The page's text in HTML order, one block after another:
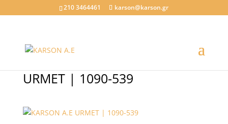
210 3464461 karson@karson.gr
URMET | 1090-539